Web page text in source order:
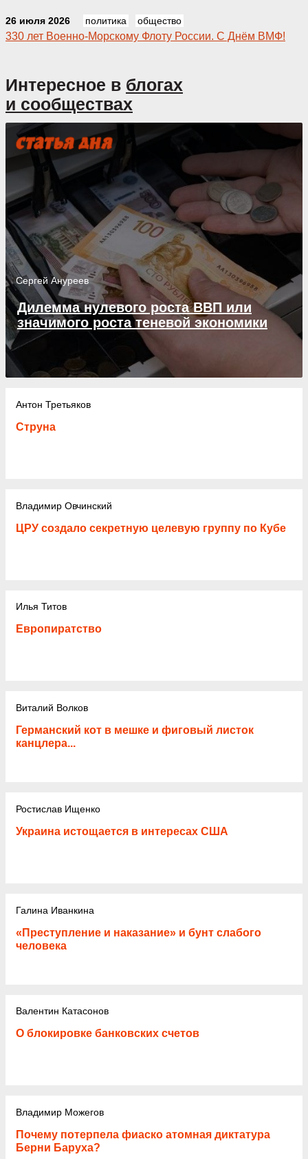
26 июля 2026 политика общество
330 лет Военно‑Морскому Флоту России. С Днём ВМФ!
Интересное в блогах
и сообществах
Сергей Ануреев
Дилемма нулевого роста ВВП или
значимого роста теневой экономики
Антон Третьяков
Струна
Владимир Овчинский
ЦРУ создало секретную целевую группу по Кубе
Илья Титов
Европиратство
Виталий Волков
Германский кот в мешке и фиговый листок
канцлера...
Ростислав Ищенко
Украина истощается в интересах США
Галина Иванкина
«Преступление и наказание» и бунт слабого
человека
Валентин Катасонов
О блокировке банковских счетов
Владимир Можегов
Почему потерпела фиаско атомная диктатура
Берни Баруха?